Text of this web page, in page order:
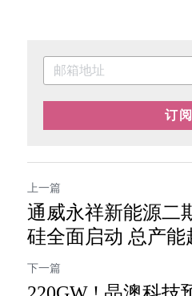
订阅
上一篇
通威永祥新能源二
硅全面启动 总产能
下一篇